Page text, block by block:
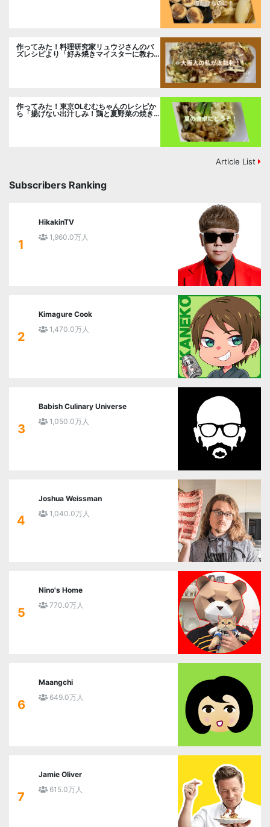
作ってみた！料理研究家リュウジさんのバ
ズレシピより「好み焼きマイスターに教わ
作ってみた！東京OLむむちゃんのレシピか
ら「揚げない出汁しみ！鶏と夏野菜の焼き
浸し」に挑戦。
Article List
Subscribers Ranking
1
HikakinTV
1,960.0万人
2
Kimagure Cook
1,470.0万人
3
Babish Culinary Universe
1,050.0万人
4
Joshua Weissman
1,040.0万人
5
Nino's Home
770.0万人
6
Maangchi
649.0万人
7
Jamie Oliver
615.0万人